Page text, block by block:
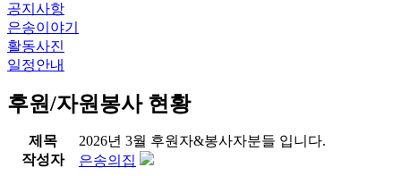
공지사항
은송이야기
활동사진
일정안내
후원/자원봉사 현황
제목
2026년 3월 후원자&봉사자분들 입니다.
작성자
은송의집